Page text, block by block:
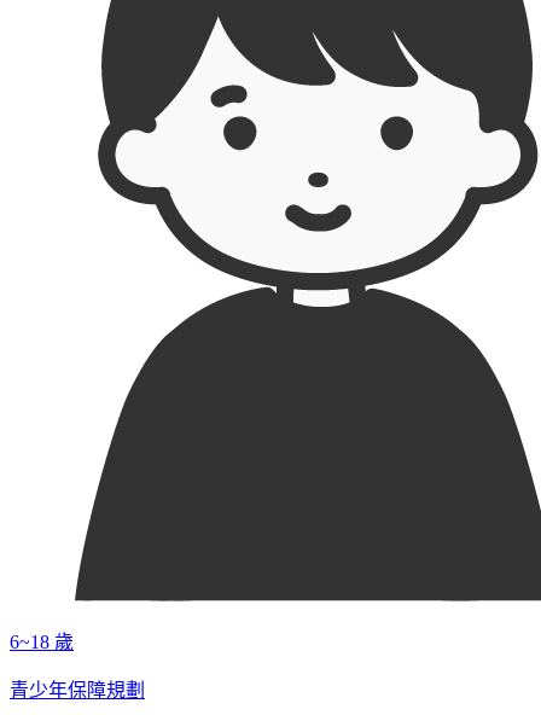
6~18 歲
青少年保障規劃